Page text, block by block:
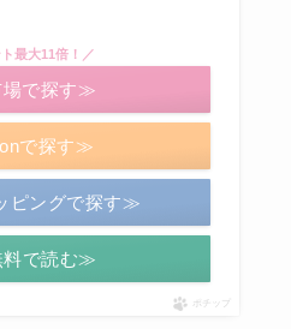
で探す≫
最大11倍！／
場で探す≫
ピングで探す≫
料で読む≫
ポチップ